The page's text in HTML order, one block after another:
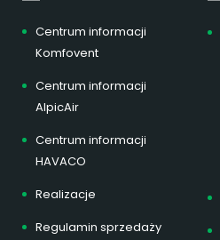
Centrum informacji
Komfovent
Centrum informacji
AlpicAir
Centrum informacji
HAVACO
Realizacje
Regulamin sprzedaży